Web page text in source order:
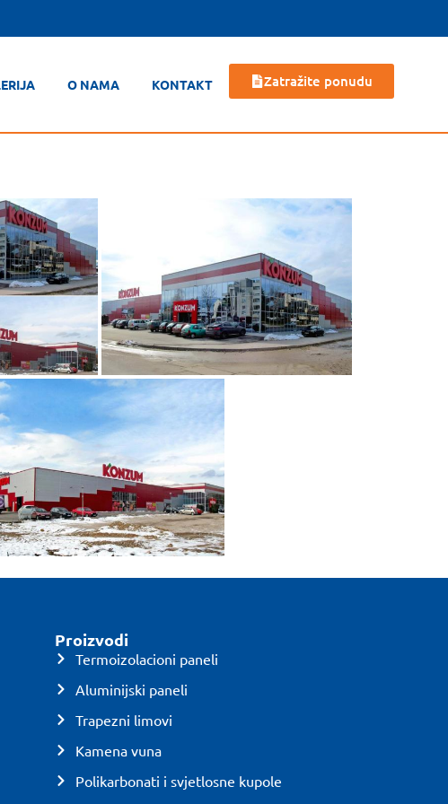
O NAMA KONTAKT Zatražite ponudu
Proizvodi
Termoizolacioni paneli
Aluminijski paneli
Trapezni limovi
Kamena vuna
Polikarbonati i svjetlosne kupole